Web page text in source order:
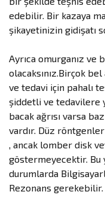
edebilir. Bir kazaya
şikayetinizin gidişatı
Ayrıca omurganız ve
olacaksınız.Birçok
ve tedavi için pahalı
şiddetli ve tedavilere
bacak ağrısı varsa
vardır. Düz
, ancak lomber disk
göstermeyecektir. Bu
durumlarda
Rezonans gerekebilir.